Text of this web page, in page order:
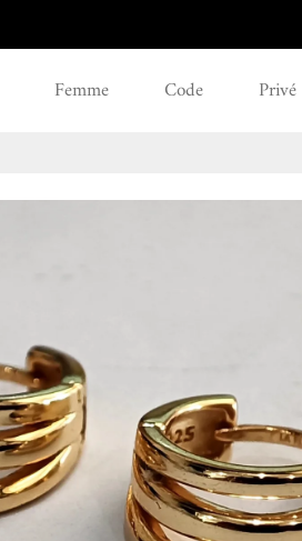
Femme Code Privé